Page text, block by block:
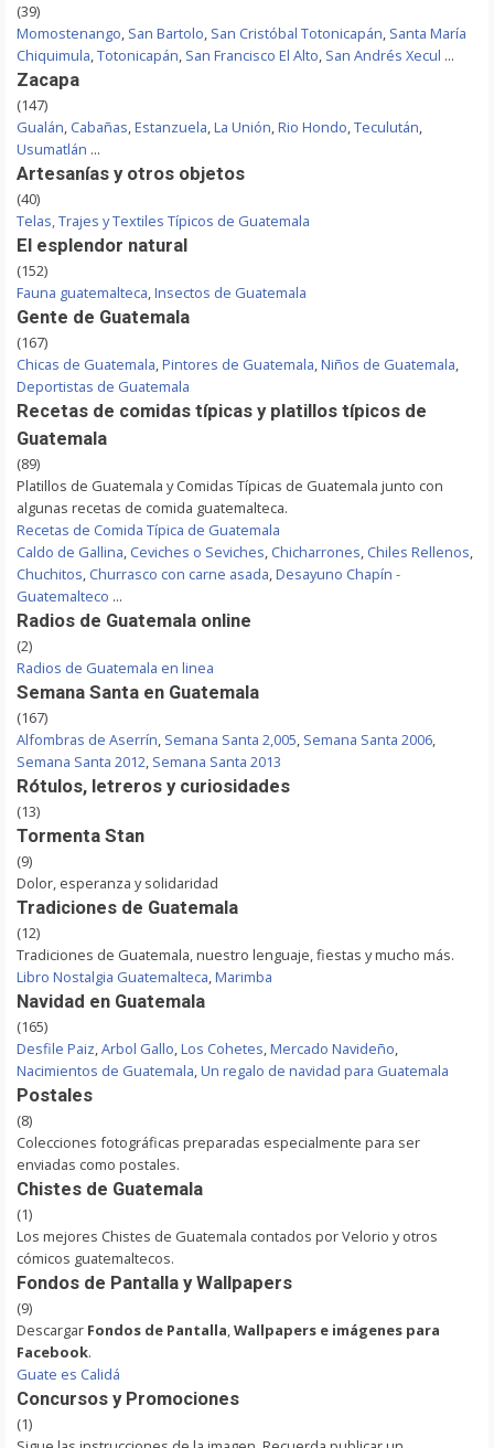
(39)
Momostenango, San Bartolo, San Cristóbal Totonicapán, Santa María
Chiquimula,Totonicapán, San Francisco El Alto, San Andrés Xecul ...
Zacapa
(147)
Gualán, Cabañas,Estanzuela,La Unión,Rio Hondo,Teculután,
Usumatlán ...
Artesanías y otros objetos
(40)
Telas, Trajes y Textiles Típicos de Guatemala
El esplendor natural
(152)
Fauna guatemalteca,Insectos de Guatemala
Gente de Guatemala
(167)
Chicas de Guatemala,Pintores de Guatemala,Niños de Guatemala,
Deportistas de Guatemala
Recetas de comidas típicas y platillos típicos de
Guatemala
(89)
Platillos de Guatemala y Comidas Típicas de Guatemala junto con
algunas recetas de comida guatemalteca.
Recetas de Comida Típica de Guatemala
Caldo de Gallina, Ceviches o Seviches, Chicharrones, Chiles Rellenos,
Chuchitos, Churrasco con carne asada,Desayuno Chapín -
Guatemalteco ...
Radios de Guatemala online
(2)
Radios de Guatemala en linea
Semana Santa en Guatemala
(167)
Alfombras de Aserrín, Semana Santa 2,005, Semana Santa 2006,
Semana Santa 2012, Semana Santa 2013
Rótulos, letreros y curiosidades
(13)
Tormenta Stan
(9)
Dolor, esperanza y solidaridad
Tradiciones de Guatemala
(12)
Tradiciones de Guatemala, nuestro lenguaje, fiestas y mucho más.
Libro Nostalgia Guatemalteca,Marimba
Navidad en Guatemala
(165)
Desfile Paiz,Arbol Gallo,Los Cohetes,Mercado Navideño,
Nacimientos de Guatemala,Un regalo de navidad para Guatemala
Postales
(8)
Colecciones fotográficas preparadas especialmente para ser
enviadas como postales.
Chistes de Guatemala
(1)
Los mejores Chistes de Guatemala contados por Velorio y otros
cómicos guatemaltecos.
Fondos de Pantalla y Wallpapers
(9)
Descargar Fondos de Pantalla,Wallpapers e imágenes para
Facebook.
Guate es Calidá
Concursos y Promociones
(1)